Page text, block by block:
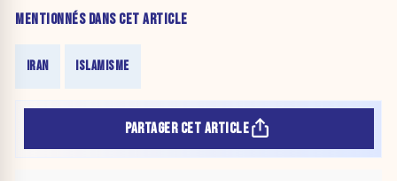
MENTIONNÉS DANS CET ARTICLE
IRAN ISLAMISME
PARTAGER CET ARTICLE